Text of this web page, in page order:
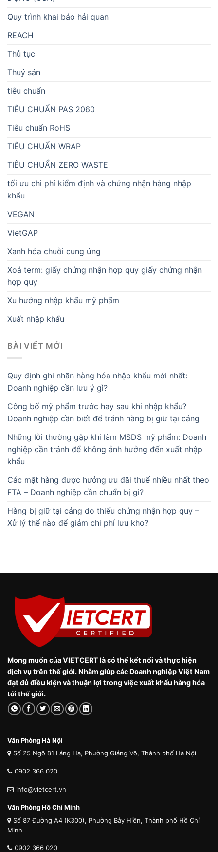
Quy trình khai báo hải quan
REACH
Thủ tục
Thuỷ sản
tiêu chuẩn
TIÊU CHUẨN PAS 2060
Tiêu chuẩn RoHS
TIÊU CHUẨN WRAP
TIÊU CHUẨN ZERO WASTE
tối ưu chi phí kiểm định và chứng nhận hàng nhập
khẩu
VEGAN
VietGAP
Xanh hóa chuỗi cung ứng
Xoá term: giấy chứng nhận hợp quy giấy chứng nhận
hợp quy
Xu hướng nhập khẩu mỹ phẩm
Xuất nhập khẩu
BÀI VIẾT MỚI
Quy định ghi nhãn hàng hóa nhập khẩu mới nhất:
Doanh nghiệp cần lưu ý gì?
Công bố mỹ phẩm trước hay sau khi nhập khẩu?
Doanh nghiệp cần biết để tránh hàng bị giữ tại cảng
Những lỗi thường gặp khi làm MSDS mỹ phẩm: Doanh
nghiệp cần tránh để không ảnh hưởng đến xuất nhập
khẩu
Các mặt hàng được hưởng ưu đãi thuế nhiều nhất theo
FTA – Doanh nghiệp cần chuẩn bị gì?
Hàng bị giữ tại cảng do thiếu chứng nhận hợp quy –
Xử lý thế nào để giảm chi phí lưu kho?
Mong muốn của VIETCERT là có thể kết nối và thực hiện
dịch vụ trên thế giới. Nhằm giúp các Doanh nghiệp Việt Nam
đạt đủ điều kiện và thuận lợi trong việc xuất khẩu hàng hóa
tới thế giới.
Văn Phòng Hà Nội
Số 25 Ngõ 81 Láng Hạ, Phường Giảng Võ, Thành phố Hà Nội
0902 366 020
info@vietcert.vn
Văn Phòng Hồ Chí Minh
Số 87 Đường A4 (K300), Phường Bảy Hiền, Thành phố Hồ Chí
Minh
0902 366 020